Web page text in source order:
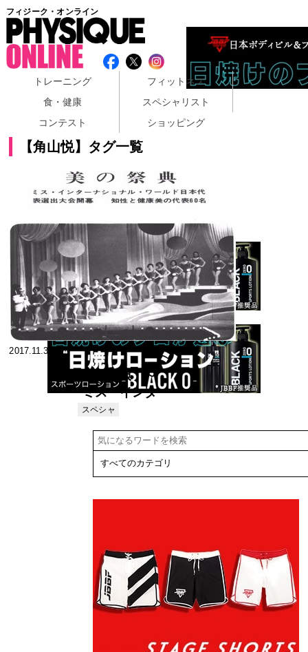
フィジーク・オンライン
トレーニング
フィットネス
食・健康
スペシャリスト
コンテスト
ショッピング
【角山悦】タグ一覧
2017.11.30
美の祭典 ～
ミス・インタ
ーナショナ
日本代表退出
大会闇幕 ～
スペシャ